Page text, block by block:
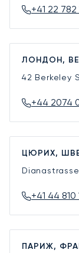
+41 22 782
ЛОНДОН,
42 Berkeley
+44 2074
ЦЮРИХ,
+41 44 810
ПАРИЖ,